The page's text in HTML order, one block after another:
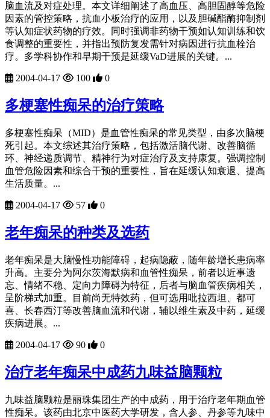
脑血流及对症处理。本文详细阐述了高血压、高胆固醇等危险
因素的管控策略，抗血小板治疗的应用，以及胆碱酯酶抑制剂
等认知症状药物的疗效。同时强调非药物干预如认知训练和饮
食调整的重要性，并指出预防复发需针对病因进行抗血栓治
疗。多学科协作和早期干预是延缓VaD进展的关键。...
2004-04-17 100 0
多梗塞性痴呆的治疗策略
多梗塞性痴呆（MID）是血管性痴呆的常见类型，由多次脑梗
死引起。本文综述其治疗策略，包括激活脑代谢、改善脑循
环、神经递质调节、精神行为对症治疗及支持康复。强调控制
血管危险因素和综合干预的重要性，旨在延缓认知衰退、提高
生活质量。...
2004-04-17 57 0
老年痴呆的种类及选药
老年痴呆是大脑慢性功能障碍，起病隐蔽，随年龄增长患病率
升高。主要分为阿尔茨海默病和血管性痴呆，前者以近事遗
忘、情绪不稳、定向力障碍为特征，后者与脑血管疾病相关，
呈阶梯式加重。目前尚无特效药，但可选用吡拉西坦、都可
喜、长春西汀等改善脑血流和代谢，辅以维生素及中药，延缓
疾病进展。...
2004-04-17 90 0
治疗老年痴呆中成药九味益脑颗粒
九味益脑颗粒是丽珠集团生产的中成药，用于治疗老年期血管
性痴呆。该药由北京中医药大学研发，含人参、丹参等九味中